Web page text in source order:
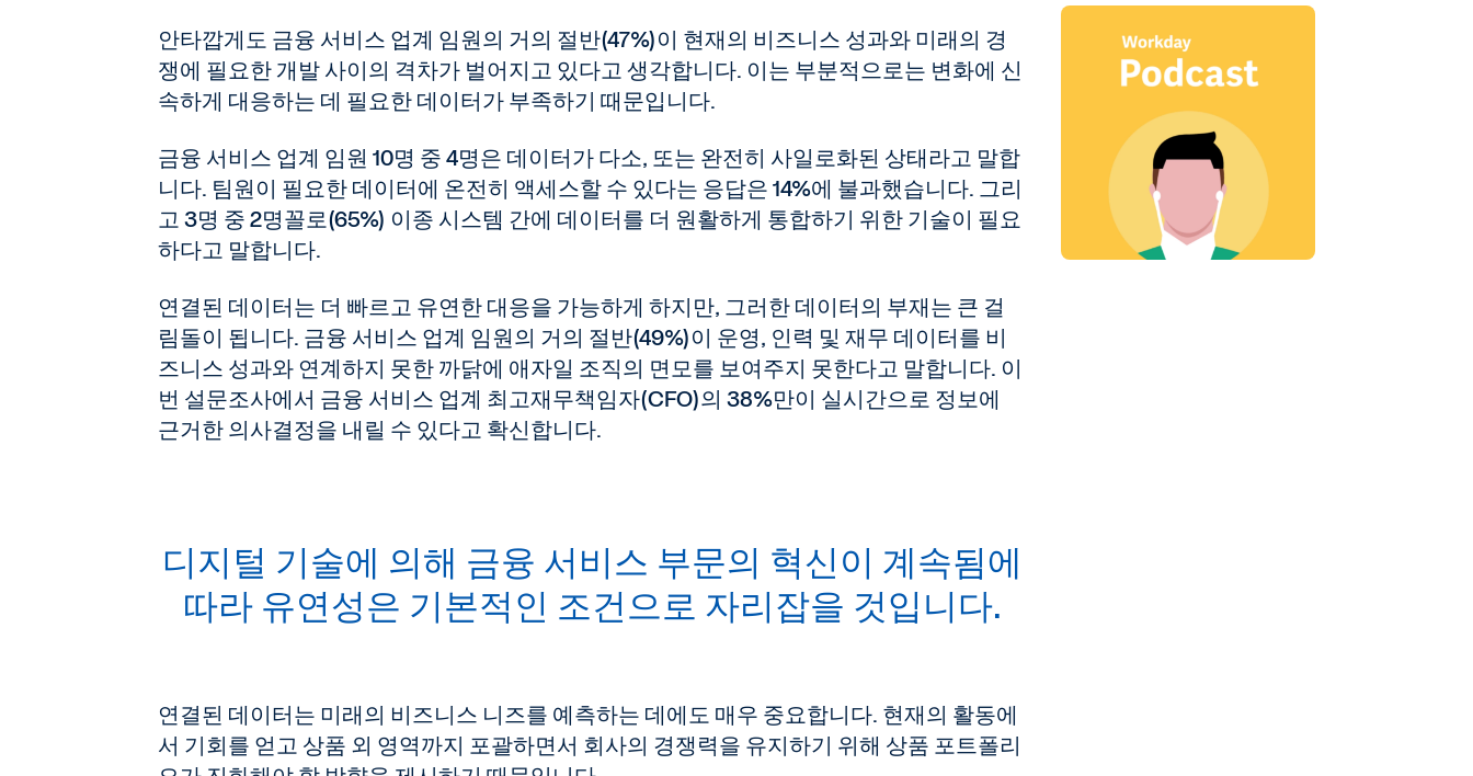
안타깝게도 금융 서비스 업계 임원의 거의 절반(47%)이 현재의 비즈니스 성과와 미래의 경
쟁에 필요한 개발 사이의 격차가 벌어지고 있다고 생각합니다. 이는 부분적으로는 변화에 신
속하게 대응하는 데 필요한 데이터가 부족하기 때문입니다.
금융 서비스 업계 임원 10명 중 4명은 데이터가 다소, 또는 완전히 사일로화된 상태라고 말합
니다. 팀원이 필요한 데이터에 온전히 액세스할 수 있다는 응답은 14%에 불과했습니다. 그리
고 3명 중 2명꼴로(65%) 이종 시스템 간에 데이터를 더 원활하게 통합하기 위한 기술이 필요
하다고 말합니다.
연결된 데이터는 더 빠르고 유연한 대응을 가능하게 하지만, 그러한 데이터의 부재는 큰 걸
림돌이 됩니다. 금융 서비스 업계 임원의 거의 절반(49%)이 운영, 인력 및 재무 데이터를 비
즈니스 성과와 연계하지 못한 까닭에 애자일 조직의 면모를 보여주지 못한다고 말합니다. 이
번 설문조사에서 금융 서비스 업계 최고재무책임자(CFO)의 38%만이 실시간으로 정보에
근거한 의사결정을 내릴 수 있다고 확신합니다.
디지털 기술에 의해 금융 서비스 부문의 혁신이 계속됨에
따라 유연성은 기본적인 조건으로 자리잡을 것입니다.
연결된 데이터는 미래의 비즈니스 니즈를 예측하는 데에도 매우 중요합니다. 현재의 활동에
서 기회를 얻고 상품 외 영역까지 포괄하면서 회사의 경쟁력을 유지하기 위해 상품 포트폴리